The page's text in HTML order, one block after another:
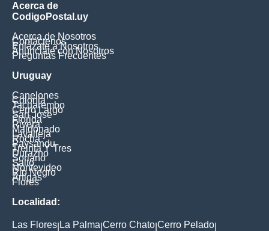
Acerca de
CodigoPostal.uy
Acerca de Nosotros
Contáctenos
Enlázate a Nosotros
Anúnciate con Nosotros
Preguntas Frecuentes
Uruguay
Canelones
Colonia
Tacuarembo
Cerro Largo
San Jose
Florida
Rivera
Maldonado
Lavalleja
Rocha
Paysandu
Treinta Y Tres
Durazno
Soriano
Salto
Montevideo
Rio Negro
Artigas
Flores
Localidad:
Las Flores La Palma Cerro Chato Cerro Pelado